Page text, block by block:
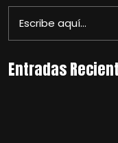
Entradas